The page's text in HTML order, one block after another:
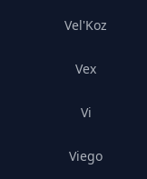
Vel'Koz
Vex
Vi
Viego